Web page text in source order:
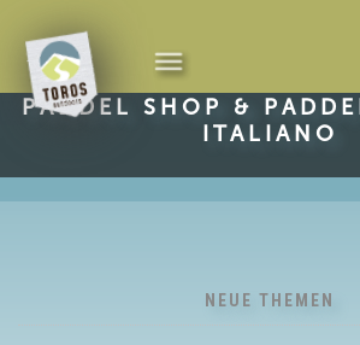
NAVIGATION
UMSCHALTEN
PADDEL SHOP &
ITALIANO
NEUE THEMEN